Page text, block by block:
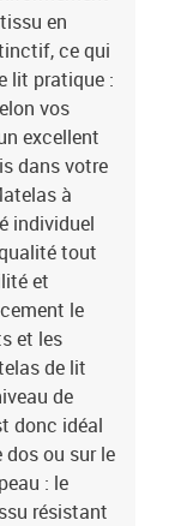
en
ce qui
lit pratique :
vos
excellent
dans votre
à
individuel
tout
et
le
et les
de lit
de
donc idéal
dos ou sur le
: le
résistant